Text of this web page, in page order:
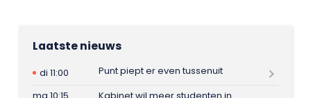
Laatste nieuws
di 11:00
Punt piept er even tussenuit
ma 10:15
Kabinet wil meer studenten in